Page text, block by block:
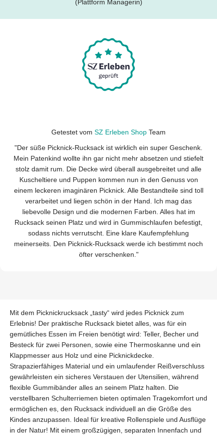
(Plattform Managerin)
Getestet vom SZ Erleben Shop Team
"Der süße Picknick-Rucksack ist wirklich ein super Geschenk.
Mein Patenkind wollte ihn gar nicht mehr absetzen und stiefelt
stolz damit rum. Die Decke wird überall ausgebreitet und alle
Kuscheltiere und Puppen kommen nun in den Genuss von
einem leckeren imaginären Picknick. Alle Bestandteile sind toll
verarbeitet und liegen schön in der Hand. Ich mag das
liebevolle Design und die modernen Farben. Alles hat im
Rucksack seinen Platz und wird in Gummischlaufen befestigt,
sodass nichts verrutscht. Eine klare Kaufempfehlung
meinerseits. Den Picknick-Rucksack werde ich bestimmt noch
öfter verschenken."
Mit dem Picknickrucksack „tasty“ wird jedes Picknick zum
Erlebnis! Der praktische Rucksack bietet alles, was für ein
gemütliches Essen im Freien benötigt wird: Teller, Becher und
Besteck für zwei Personen, sowie eine Thermoskanne und ein
Klappmesser aus Holz und eine Picknickdecke.
Strapazierfähiges Material und ein umlaufender Reißverschluss
gewährleisten ein sicheres Verstauen der Utensilien, während
flexible Gummibänder alles an seinem Platz halten. Die
verstellbaren Schulterriemen bieten optimalen Tragekomfort und
ermöglichen es, den Rucksack individuell an die Größe des
Kindes anzupassen. Ideal für kreative Rollenspiele und Ausflüge
in der Natur! Mit einem großzügigen, separaten Innenfach und